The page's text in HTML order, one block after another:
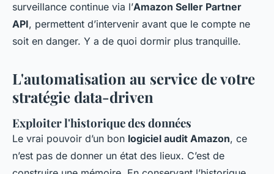
surveillance continue via l’Amazon Seller Partner
API, permettent d’intervenir avant que le compte ne
soit en danger. Y a de quoi dormir plus tranquille.
L'automatisation au service de votre
stratégie data-driven
Exploiter l'historique des données
Le vrai pouvoir d’un bon logiciel audit Amazon, ce
n’est pas de donner un état des lieux. C’est de